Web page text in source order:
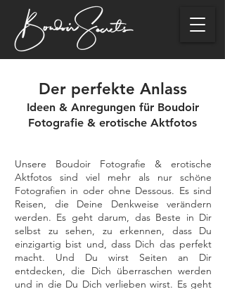
Der perfekte Anlass
Ideen & Anregungen für Boudoir
Fotografie & erotische Aktfotos
Unsere Boudoir Fotografie & erotische
Aktfotos sind viel mehr als nur schöne
Fotografien in oder ohne Dessous. Es sind
Reisen, die Deine Denkweise verändern
werden. Es geht darum, das Beste in Dir
selbst zu sehen, zu erkennen, dass Du
einzigartig bist und, dass Dich das perfekt
macht. Und Du wirst Seiten an Dir
entdecken, die Dich überraschen werden
und in die Du Dich verlieben wirst. Es geht